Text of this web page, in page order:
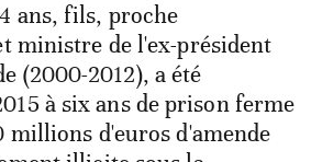
ans, fils, proche
ministre de l'ex-président
(2000-2012), a été
à six ans de prison ferme
millions d'euros d'amende